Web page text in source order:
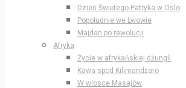
Dzień Świętego Patryka w Oslo
Popołudnie we Lwowie
Majdan po rewolucji
Afryka
Życie w afrykańskiej dżungli
Kawa spod Kilimandżaro
W wiosce Masajów